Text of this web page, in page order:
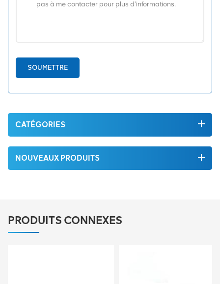
SOUMETTRE
CATÉGORIES
NOUVEAUX PRODUITS
PRODUITS CONNEXES